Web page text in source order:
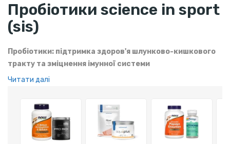
Пробіотики science in sport
(sis)
Пробіотики: підтримка здоров'я шлунково-кишкового
тракту та зміцнення імунної системи
Пробіотики — це корисні бактерії, які підтримують баланс
імунітет і допомагають відновлювати організм після
антибіотиків.
Читати далі